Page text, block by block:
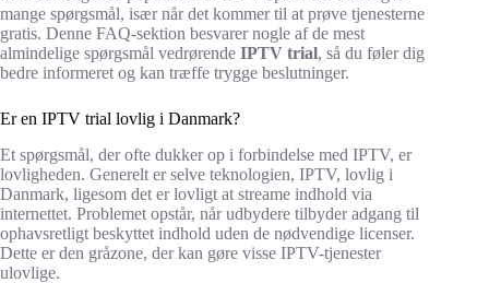
mange spørgsmål, især når det kommer til at prøve tjenesterne
gratis. Denne FAQ-sektion besvarer nogle af de mest
almindelige spørgsmål vedrørende IPTV trial, så du føler dig
bedre informeret og kan træffe trygge beslutninger.
Er en IPTV trial lovlig i Danmark?
Et spørgsmål, der ofte dukker op i forbindelse med IPTV, er
lovligheden. Generelt er selve teknologien, IPTV, lovlig i
Danmark, ligesom det er lovligt at streame indhold via
internettet. Problemet opstår, når udbydere tilbyder adgang til
ophavsretligt beskyttet indhold uden de nødvendige licenser.
Dette er den gråzone, der kan gøre visse IPTV-tjenester
ulovlige.